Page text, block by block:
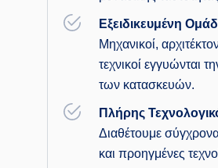
Εξειδικευμένη
Μηχανικοί,
τεχνικοί εγγυώνται
των κατασκευών.
Πλήρης
Διαθέτουμε
και προηγμένες